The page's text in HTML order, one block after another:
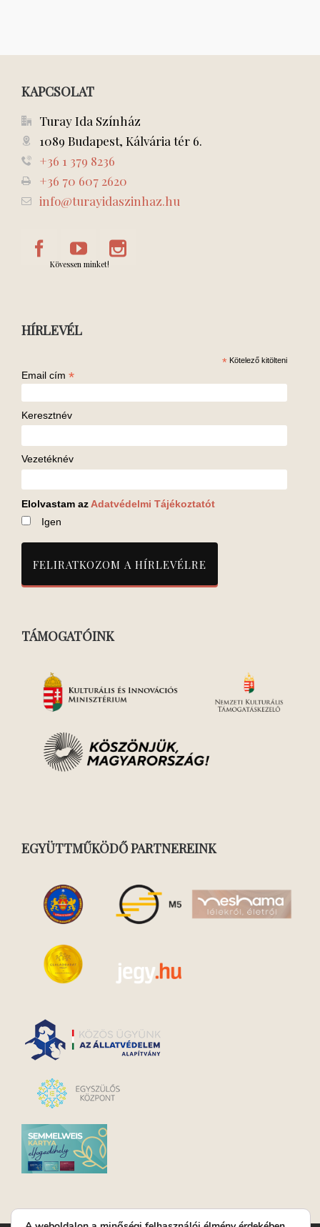
KAPCSOLAT
Turay Ida Színház
1089 Budapest, Kálvária tér 6.
+36 1 379 8236
+36 70 607 2620
info@turayidaszinhaz.hu
Kövessen minket!
HÍRLEVÉL
* Kötelező kitölteni
Email cím *
Keresztnév
Vezetéknév
Elolvastam az Adatvédelmi Tájékoztatót
Igen
TÁMOGATÓINK
EGYÜTTMŰKÖDŐ PARTNEREINK